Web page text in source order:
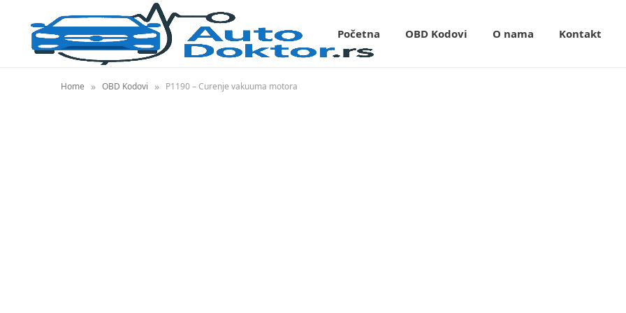
Početna OBD Kodovi O nama Kontakt
Home » OBD Kodovi » P1190 – Curenje vakuuma motora